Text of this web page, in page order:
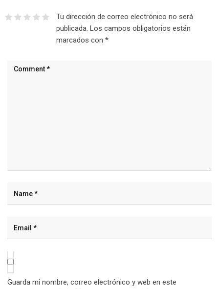
Tu dirección de correo electrónico no será
publicada. Los campos obligatorios están
marcados con *
Guarda mi nombre, correo electrónico y web en este